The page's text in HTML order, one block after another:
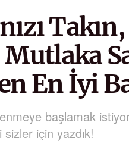
En İyi
başlamak
için yazdık!